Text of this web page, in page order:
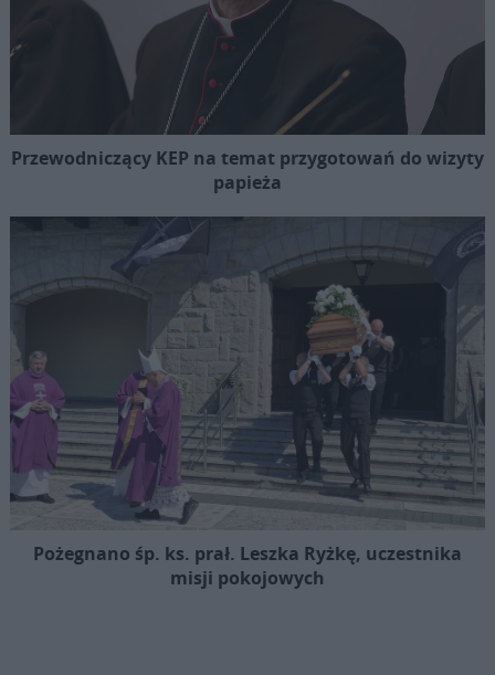
Przewodniczący KEP na temat przygotowań do wizyty
papieża
Pożegnano śp. ks. prał. Leszka Ryżkę, uczestnika
misji pokojowych